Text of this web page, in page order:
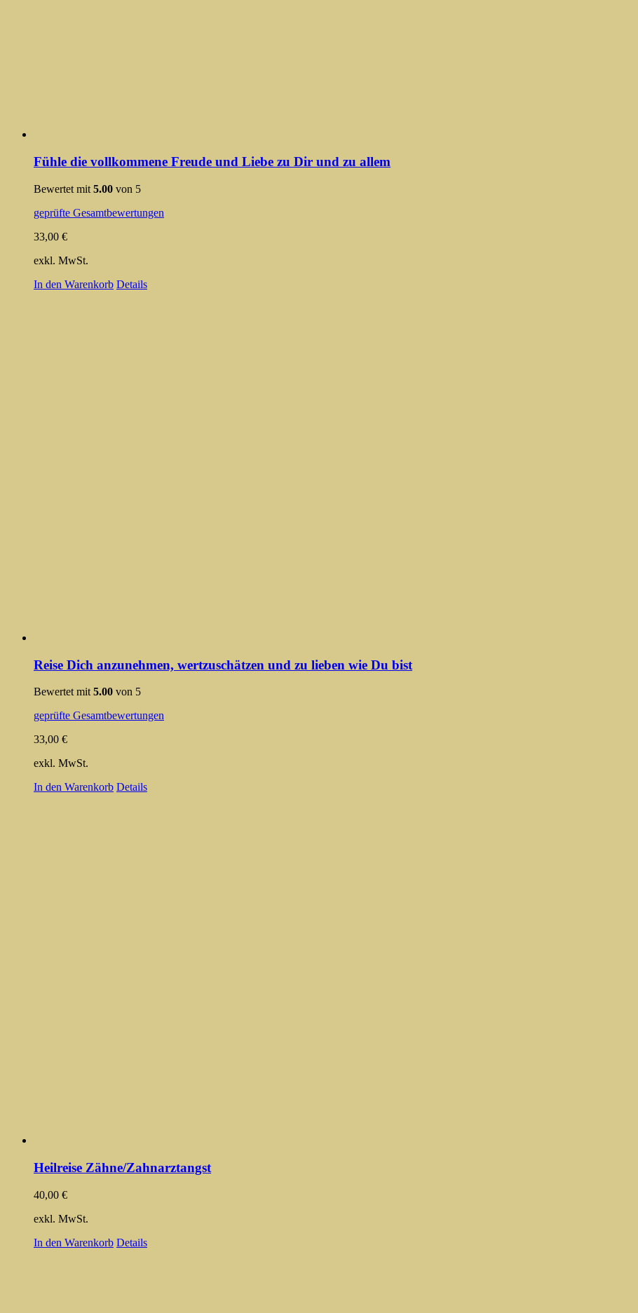
Fühle die vollkommene Freude und Liebe zu Dir und zu allem
Bewertet mit 5.00 von 5
geprüfte Gesamtbewertungen
33,00 €
exkl. MwSt.
In den Warenkorb Details
Reise Dich anzunehmen, wertzuschätzen und zu lieben wie Du bist
Bewertet mit 5.00 von 5
geprüfte Gesamtbewertungen
33,00 €
exkl. MwSt.
In den Warenkorb Details
Heilreise Zähne/Zahnarztangst
40,00 €
exkl. MwSt.
In den Warenkorb Details